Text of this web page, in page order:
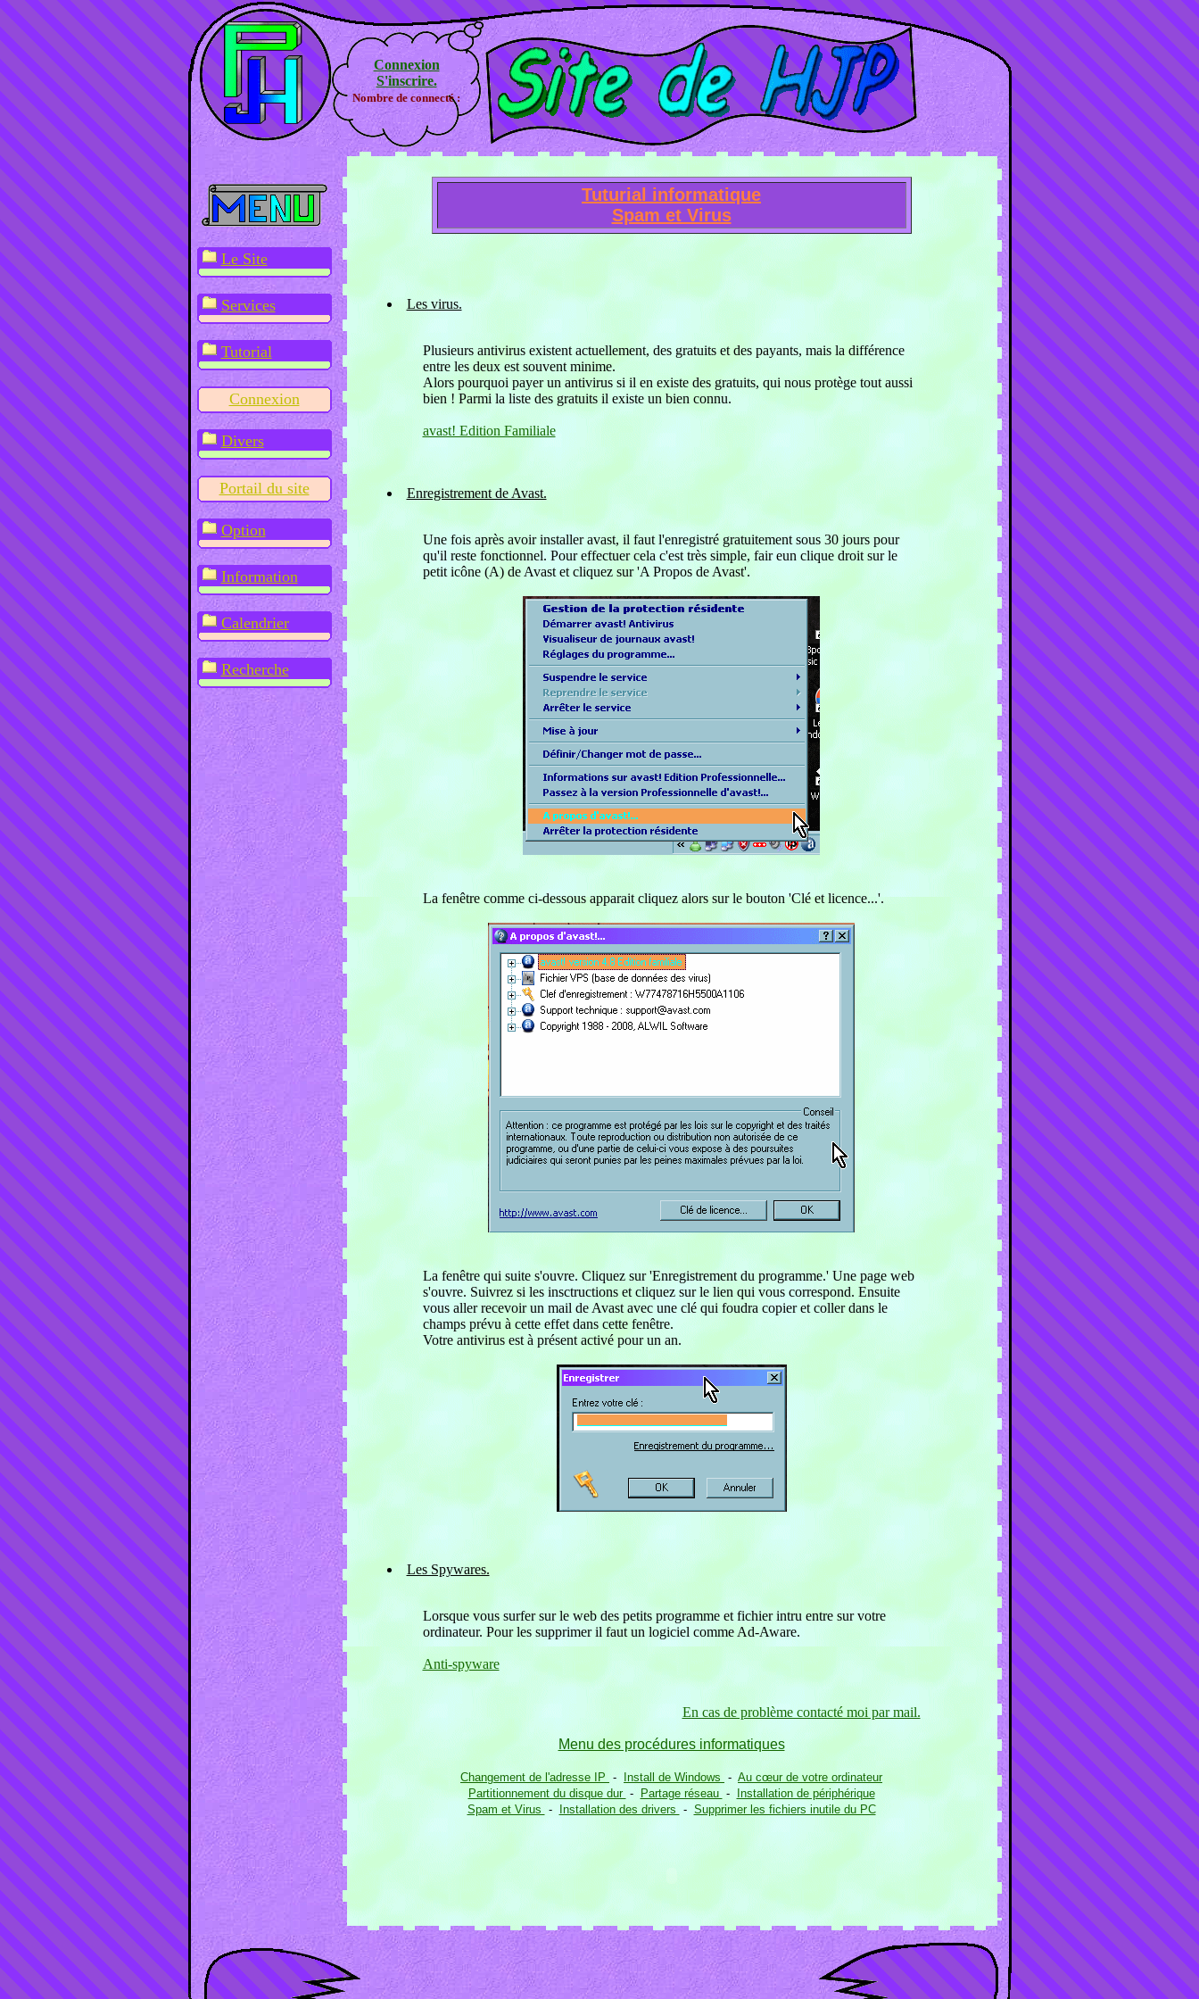
Connexion
S'inscrire.
Nombre de connecté :
Le Site
Services
Tutorial
Connexion
Divers
Portail du site
Option
Information
Calendrier
Recherche
Tuturial informatique
Spam et Virus
Les virus.
Plusieurs antivirus existent actuellement, des gratuits et des payants, mais la différence
entre les deux est souvent minime.
Alors pourquoi payer un antivirus si il en existe des gratuits, qui nous protège tout aussi
bien ! Parmi la liste des gratuits il existe un bien connu.
avast! Edition Familiale
Enregistrement de Avast.
Une fois après avoir installer avast, il faut l'enregistré gratuitement sous 30 jours pour
qu'il reste fonctionnel. Pour effectuer cela c'est très simple, fair eun clique droit sur le
petit icône (A) de Avast et cliquez sur 'A Propos de Avast'.
La fenêtre comme ci-dessous apparait cliquez alors sur le bouton 'Clé et licence...'.
La fenêtre qui suite s'ouvre. Cliquez sur 'Enregistrement du programme.' Une page web
s'ouvre. Suivrez si les insctructions et cliquez sur le lien qui vous correspond. Ensuite
vous aller recevoir un mail de Avast avec une clé qui foudra copier et coller dans le
champs prévu à cette effet dans cette fenêtre.
Votre antivirus est à présent activé pour un an.
Les Spywares.
Lorsque vous surfer sur le web des petits programme et fichier intru entre sur votre
ordinateur. Pour les supprimer il faut un logiciel comme Ad-Aware.
Anti-spyware
En cas de problème contacté moi par mail.
Menu des procédures informatiques
Changement de l'adresse IP - Install de Windows - Au cœur de votre ordinateur
Partitionnement du disque dur - Partage réseau -
Installation de périphérique
Spam et Virus - Installation des drivers - Supprimer les fichiers inutile du PC